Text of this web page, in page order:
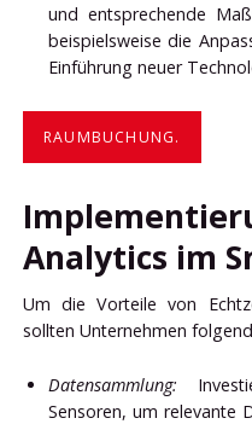
und entsprechende
beispielsweise die
Einführung neuer
RAUMBUCHUNG.
Analytics im
Um die Vorteile von
sollten Unternehmen
Datensammlung:
Sensoren, um relevante